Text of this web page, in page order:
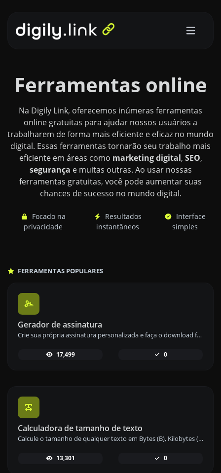
Ferramentas online
Na Digily Link, oferecemos inúmeras ferramentas
online gratuitas para ajudar nossos usuários a
trabalharem de forma mais eficiente e eficaz no mundo
digital. Essas ferramentas tornarão seu trabalho mais
eficiente em áreas como marketing digital, SEO,
segurança e muitas outras. Ao usar nossas
ferramentas gratuitas, você pode aumentar suas
chances de sucesso no mundo digital.
Focado na
privacidade
Resultados
instantâneos
Interface
simples
FERRAMENTAS POPULARES
Gerador de assinatura
Crie sua própria assinatura personalizada e faça o download facilmente com nossa ferramenta geradora de assinaturas para assinaturas eletrônicas personalizadas.
17,499 0
Calculadora de tamanho de texto
Calcule o tamanho de qualquer texto em Bytes (B), Kilobytes (KB) ou Megabytes (MB) usando nossa ferramenta de cálculo de tamanho de texto.
13,301 0